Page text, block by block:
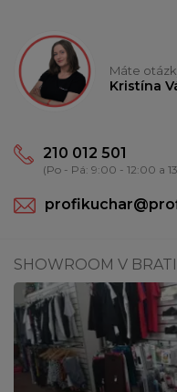
Máte
Kristína
210 012 501
(Po - Pá: 9:00 - 12:00 a
SHOWROOM V